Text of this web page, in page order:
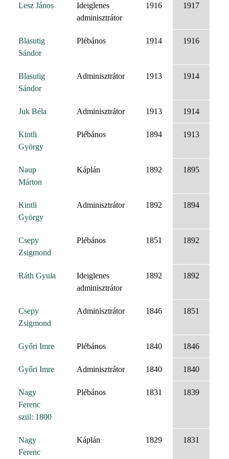
Lesz János
Ideiglenes
adminisztrátor
1916 1917
Blasutig
Sándor
Plébános 1914 1916
Blasutig
Sándor
Adminisztrátor 1913 1914
Juk Béla Adminisztrátor 1913 1914
Kintli
György
Plébános 1894 1913
Naup
Márton
Káplán 1892 1895
Kintli
György
Adminisztrátor 1892 1894
Csepy
Zsigmond
Plébános 1851 1892
Ráth Gyula
Ideiglenes
adminisztrátor
1892 1892
Csepy
Zsigmond
Adminisztrátor 1846 1851
Győri Imre Plébános 1840 1846
Győri Imre Adminisztrátor 1840 1840
Nagy
Ferenc
szül: 1800
Plébános 1831 1839
Nagy
Ferenc
Káplán 1829 1831